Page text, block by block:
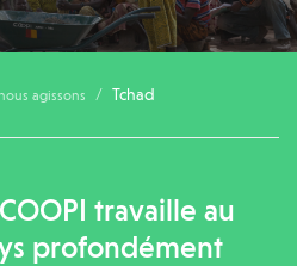
agissons Tchad
travaille au
profondément